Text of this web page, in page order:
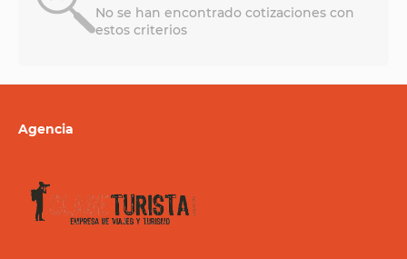
No se han encontrado cotizaciones con
estos criterios
Agencia